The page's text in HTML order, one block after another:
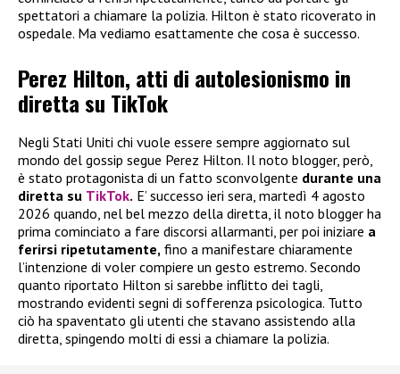
spettatori a chiamare la polizia. Hilton è stato ricoverato in
ospedale. Ma vediamo esattamente che cosa è successo.
Perez Hilton, atti di autolesionismo in
diretta su TikTok
Negli Stati Uniti chi vuole essere sempre aggiornato sul
mondo del gossip segue Perez Hilton. Il noto blogger, però,
è stato protagonista di un fatto sconvolgente durante una
diretta su TikTok. E’ successo ieri sera, martedì 4 agosto
2026 quando, nel bel mezzo della diretta, il noto blogger ha
prima cominciato a fare discorsi allarmanti, per poi iniziare a
ferirsi ripetutamente, fino a manifestare chiaramente
l’intenzione di voler compiere un gesto estremo. Secondo
quanto riportato Hilton si sarebbe inflitto dei tagli,
mostrando evidenti segni di sofferenza psicologica. Tutto
ciò ha spaventato gli utenti che stavano assistendo alla
diretta, spingendo molti di essi a chiamare la polizia.